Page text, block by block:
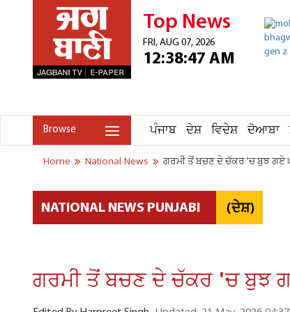
Top News
FRI, AUG 07, 2026
12:38:47 AM
Browse ਪੰਜਾਬ ਦੇਸ਼ ਵਿਦੇਸ਼ ਦੋਆਬਾ
Home National News ਗਰਮੀ ਤੋਂ ਬਚਣ ਦੇ ਚੱਕਰ 'ਚ ਬੁਝ ਗਏ
NATIONAL NEWS PUNJABI (ਦੇਸ਼)
ਗਰਮੀ ਤੋਂ ਬਚਣ ਦੇ ਚੱਕਰ 'ਚ ਬੁਝ